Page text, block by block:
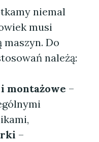
niemal
musi
maszyn. Do
należą:
montażowe –
–